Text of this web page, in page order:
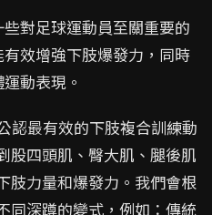
對足球運動員至關重要的
效增強下肢爆發力，同時
動表現。
認最有效的下肢複合訓練動
股四頭肌、臀大肌、腿後肌
肢力量和爆發力。我們會根
同深蹲的變式，例如：傳統